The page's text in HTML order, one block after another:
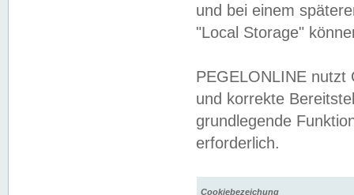
und bei einem
"Local Storage"
PEGELONLINE nutzt
und korrekte
grundlegende
erforderlich.
Cookiebezeichung